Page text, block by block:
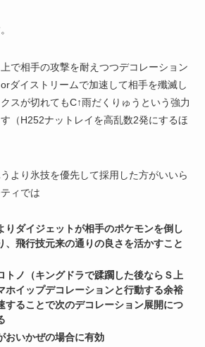
で相手の攻撃を耐えつつデコレーション
ダイストリームで加速して相手を殲滅し
スが切れてもC↑雨だくりゅうという強力
（H252ナットレイを高乱数2発にするほ
より氷技を優先して採用した方がいいら
ィでは
りダイジェットが相手のポケモンを倒し
、飛行技元来の通りの良さを活かすこと
トノ（キングドラで蹂躙した後ならＳ上
イップデコレーションと行動する余裕
することで次のデコレーション展開につ
おいかぜの場合に有効